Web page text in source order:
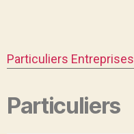
Particuliers Entreprises
Particuliers